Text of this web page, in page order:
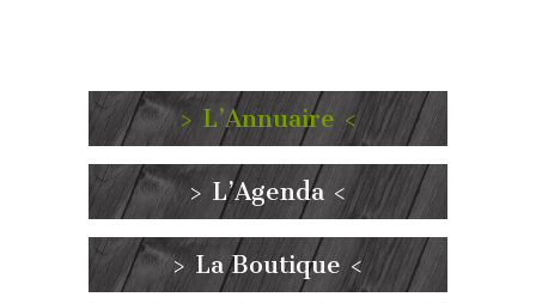
> L’Annuaire <
> L’Agenda <
> La Boutique <